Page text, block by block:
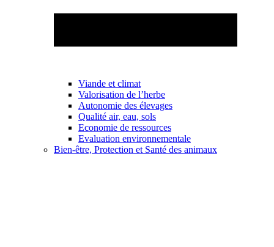
Viande et climat
Valorisation de l’herbe
Autonomie des élevages
Qualité air, eau, sols
Economie de ressources
Evaluation environnementale
Bien-être, Protection et Santé des animaux